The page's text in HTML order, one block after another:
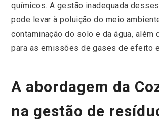
químicos. A gestão inadequada
pode levar à poluição do meio
contaminação do solo e da água, além
para as emissões de gases de efeito
A abordagem da
na gestão de